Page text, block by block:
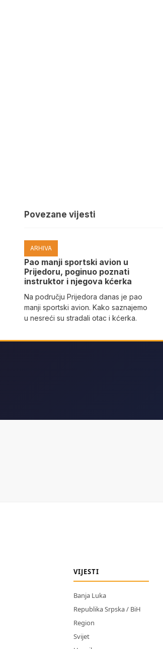
Povezane vijesti
ARHIVA
Pao manji sportski avion u
Prijedoru, poginuo poznati
instruktor i njegova kćerka
Na području Prijedora danas je pao
manji sportski avion. Kako saznajemo
u nesreći su stradali otac i kćerka.
VIJESTI
Banja Luka
Republika Srpska / BiH
Region
Svijet